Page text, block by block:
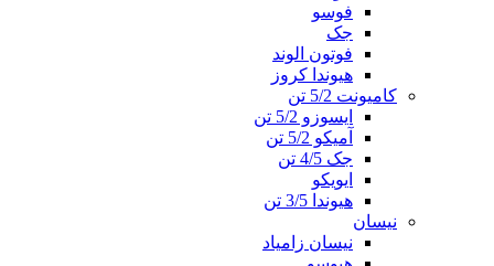
فوسو
جک
فوتون الوند
هیوندا کروز
کامیونت 5/2 تن
ایسوزو 5/2 تن
آمیکو 5/2 تن
جک 4/5 تن
ایویکو
هیوندا 3/5 تن
نیسان
نیسان زامیاد